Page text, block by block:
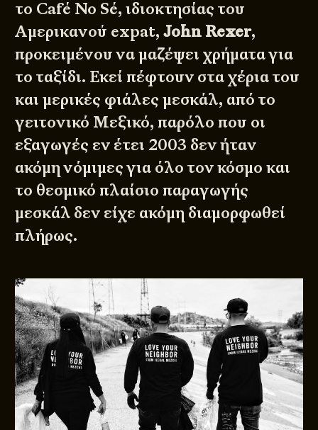
το Café No Sé, ιδιοκτησίας του
Αμερικανού expat,John Rexer,
προκειμένου να μαζέψει χρήματα για
το ταξίδι. Εκεί πέφτουν στα χέρια του
και μερικές φιάλες μεσκάλ, από το
γειτονικό Μεξικό, παρόλο που οι
εξαγωγές εν έτει 2003 δεν ήταν
ακόμη νόμιμες για όλο τον κόσμο και
το θεσμικό πλαίσιο παραγωγής
μεσκάλ δεν είχε ακόμη διαμορφωθεί
πλήρως.